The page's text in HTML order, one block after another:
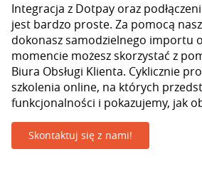
Integracja z Dotpay oraz
jest bardzo proste. Za pomocą
dokonasz samodzielnego importu
momencie możesz skorzystać z
Biura Obsługi Klienta. Cyklicznie
szkolenia online, na których
funkcjonalności i pokazujemy, jak
Skontaktuj się z nami!